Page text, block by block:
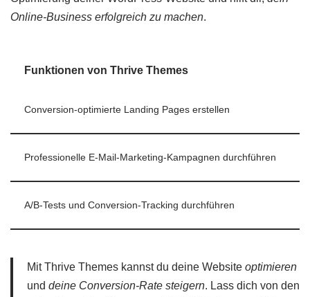
Online-Business erfolgreich zu machen.
Funktionen von Thrive Themes
Conversion-optimierte Landing Pages erstellen
Professionelle E-Mail-Marketing-Kampagnen durchführen
A/B-Tests und Conversion-Tracking durchführen
Mit Thrive Themes kannst du deine Website optimieren
und deine Conversion-Rate steigern. Lass dich von den